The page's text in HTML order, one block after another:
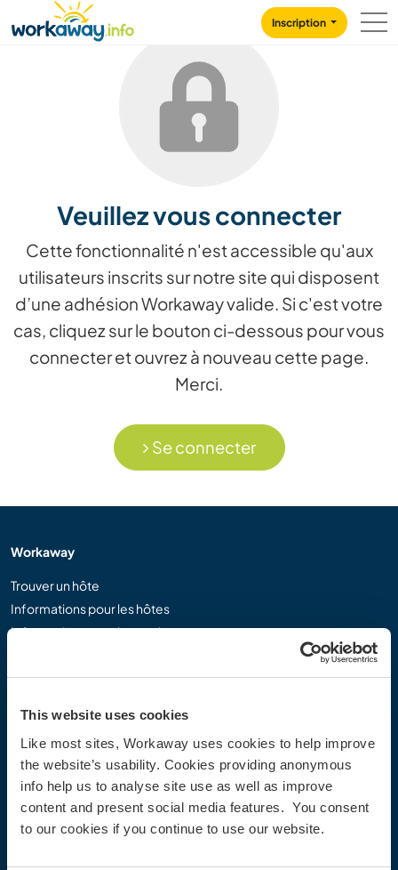
This website uses cookies
Like most sites, Workaway uses cookies to help improve
the website’s usability. Cookies providing anonymous
info help us to analyse site use as well as improve
content and present social media features. You consent
to our cookies if you continue to use our website.
CONTENT
MAIN NAVIGATION
Inscription
Veuillez vous connecter
Cette fonctionnalité n'est accessible qu'aux
utilisateurs inscrits sur notre site qui disposent
d’une adhésion Workaway valide. Si c'est votre
cas, cliquez sur le bouton ci-dessous pour vous
connecter et ouvrez à nouveau cette page.
Merci.
Se connecter
Workaway
Trouver un hôte
Informations pour les hôtes
Informations pour les workawayers
S'inscrire comme hôte
Réductions et partenaires
Workaway Blog
Galerie de photos Workaway